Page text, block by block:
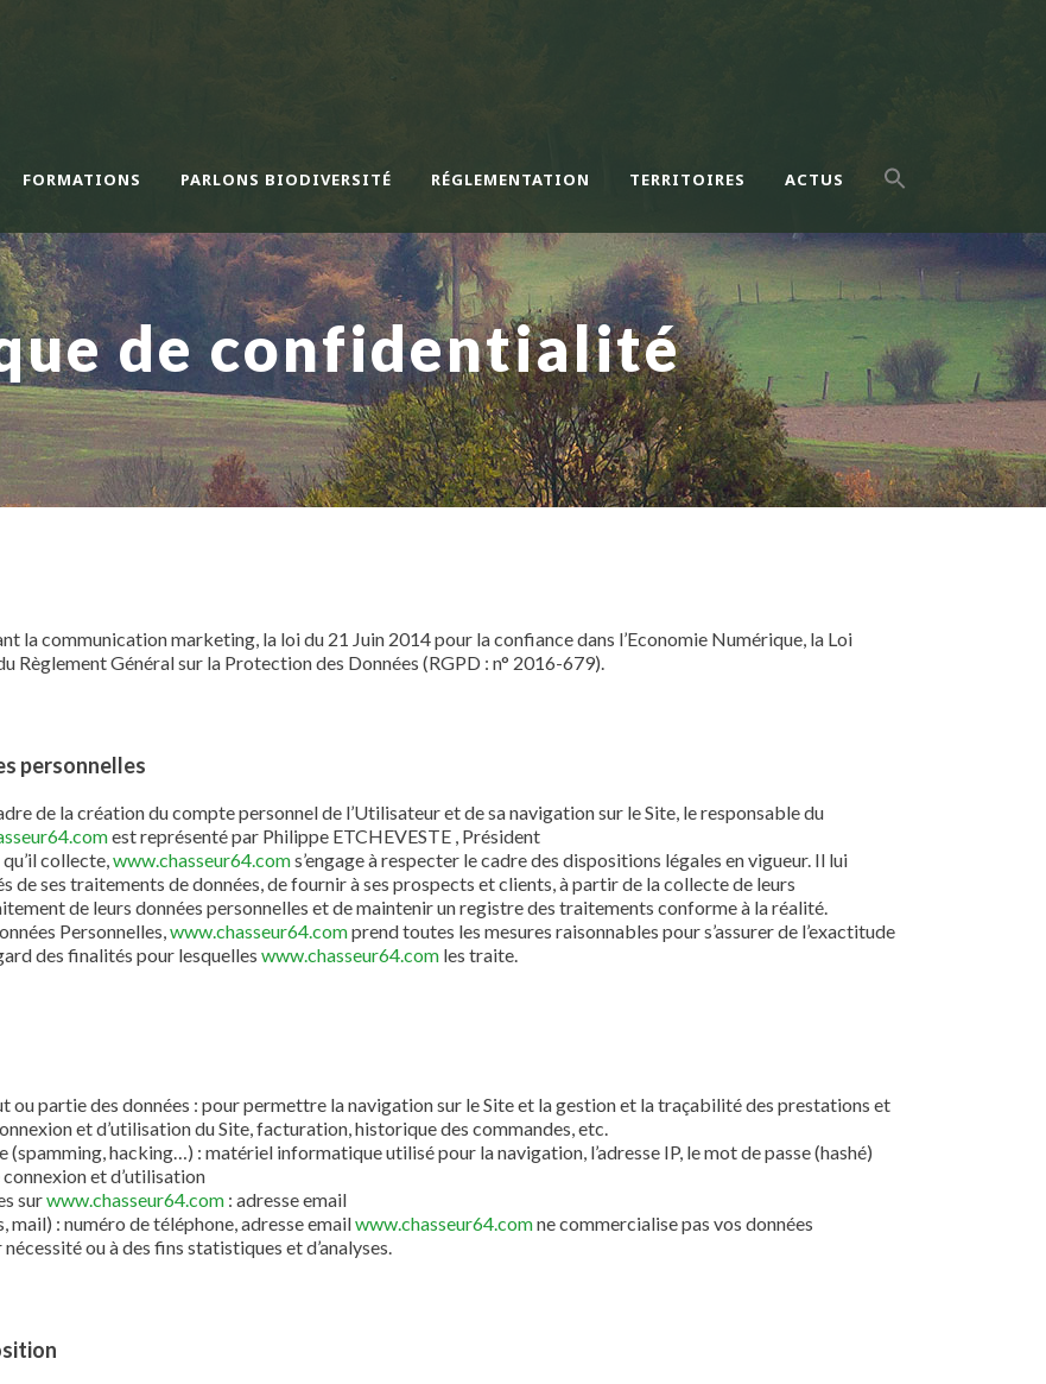
FORMATIONS PARLONS BIODIVERSITÉ RÉGLEMENTATION TERRITOIRES ACTUS
de confidentialité
la communication marketing, la loi du 21 Juin 2014 pour la confiance dans l’Economie Numérique, la Loi
Général sur la Protection des Données (RGPD : n° 2016-679).
personnelles
de la création du compte personnel de l’Utilisateur et de sa navigation sur le Site, le responsable du
est représenté par Philippe ETCHEVESTE , Président
collecte,www.chasseur64.coms’engage à respecter le cadre des dispositions légales en vigueur. Il lui
ses traitements de données, de fournir à ses prospects et clients, à partir de la collecte de leurs
de leurs données personnelles et de maintenir un registre des traitements conforme à la réalité.
Personnelles,www.chasseur64.comprend toutes les mesures raisonnables pour s’assurer de l’exactitude
des finalités pour lesquelles www.chasseur64.com les traite.
partie des données : pour permettre la navigation sur le Site et la gestion et la traçabilité des prestations et
et d’utilisation du Site, facturation, historique des commandes, etc.
hacking…) : matériel informatique utilisé pour la navigation, l’adresse IP, le mot de passe (hashé)
et d’utilisation
surwww.chasseur64.com : adresse email
: numéro de téléphone, adresse emailwww.chasseur64.comne commercialise pas vos données
ou à des fins statistiques et d’analyses.